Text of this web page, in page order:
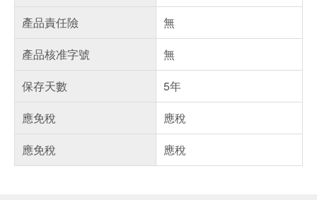
產品責任險
無
產品核准字號
無
保存天數
5年
應免稅
應稅
應免稅
應稅